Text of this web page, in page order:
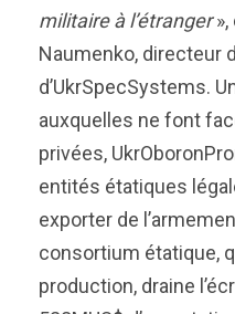
militaire à l’étranger»,
Naumenko, directeur
d’UkrSpecSystems.
auxquelles ne font
privées,
entités étatiques
exporter de
consortium étatique,
production, draine